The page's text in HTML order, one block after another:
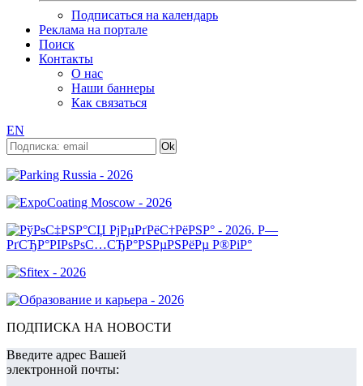
Подписаться на календарь
Реклама на портале
Поиск
Контакты
О нас
Наши баннеры
Как связаться
EN
ПОДПИСКА НА НОВОСТИ
Введите адрес Вашей
электронной почты: